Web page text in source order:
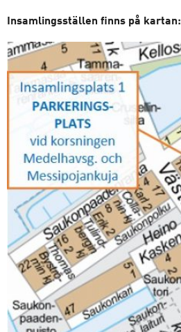
Insamlingsställen finns på kartan: